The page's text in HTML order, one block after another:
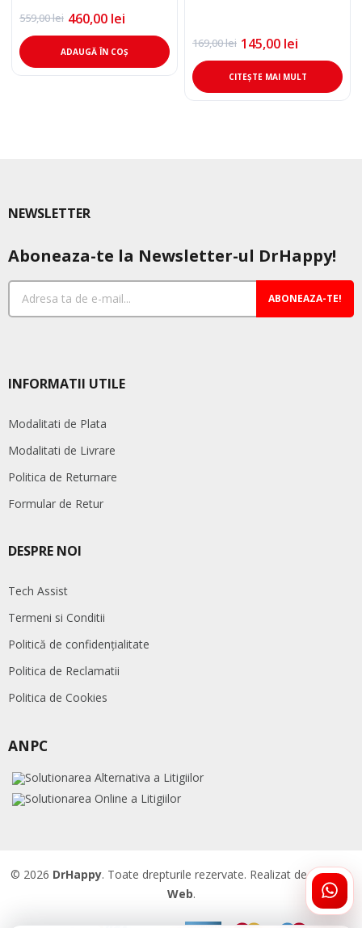
559,00lei
Prețul
inițial
a
fost:
559,00 lei.
460,00 lei
Prețul
curent
este:
460,00 lei.
ADAUGĂ ÎN COȘ
169,00lei
Prețul
inițial
a
fost:
169,00 lei.
145,00 lei
Prețul
curent
este:
145,00 lei.
CITEȘTE MAI MULT
NEWSLETTER
Aboneaza-te la Newsletter-ul DrHappy!
ABONEAZA-TE!
INFORMATII UTILE
Modalitati de Plata
Modalitati de Livrare
Politica de Returnare
Formular de Retur
DESPRE NOI
Tech Assist
Termeni si Conditii
Politică de confidențialitate
Politica de Reclamatii
Politica de Cookies
ANPC
© 2026 DrHappy. Toate drepturile rezervate. Realizat deAccent
Web.